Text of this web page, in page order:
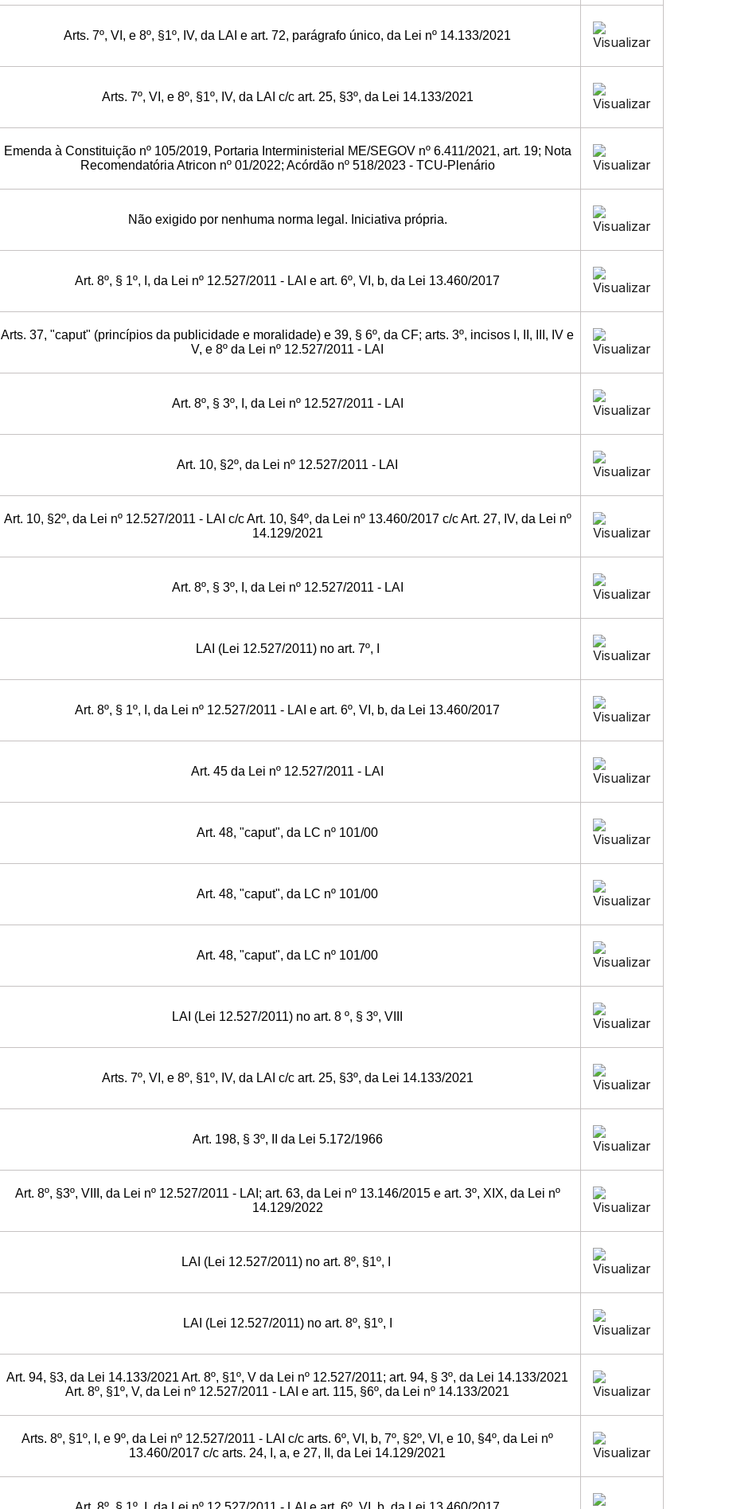
Arts. 7º, VI, e 8º, §1º, IV, da LAI e art. 72, parágrafo único, da Lei nº 14.133/2021
Arts. 7º, VI, e 8º, §1º, IV, da LAI c/c art. 25, §3º, da Lei 14.133/2021
Emenda à Constituição nº 105/2019, Portaria Interministerial ME/SEGOV nº 6.411/2021, art. 19; Nota
Recomendatória Atricon nº 01/2022; Acórdão nº 518/2023 - TCU-Plenário
Não exigido por nenhuma norma legal. Iniciativa própria.
Art. 8º, § 1º, I, da Lei nº 12.527/2011 - LAI e art. 6º, VI, b, da Lei 13.460/2017
Arts. 37, "caput" (princípios da publicidade e moralidade) e 39, § 6º, da CF; arts. 3º, incisos I, II, III, IV e
V, e 8º da Lei nº 12.527/2011 - LAI
Art. 8º, § 3º, I, da Lei nº 12.527/2011 - LAI
Art. 10, §2º, da Lei nº 12.527/2011 - LAI
Art. 10, §2º, da Lei nº 12.527/2011 - LAI c/c Art. 10, §4º, da Lei nº 13.460/2017 c/c Art. 27, IV, da Lei nº
14.129/2021
Art. 8º, § 3º, I, da Lei nº 12.527/2011 - LAI
LAI (Lei 12.527/2011) no art. 7º, I
Art. 8º, § 1º, I, da Lei nº 12.527/2011 - LAI e art. 6º, VI, b, da Lei 13.460/2017
Art. 45 da Lei nº 12.527/2011 - LAI
Art. 48, "caput", da LC nº 101/00
Art. 48, "caput", da LC nº 101/00
Art. 48, "caput", da LC nº 101/00
LAI (Lei 12.527/2011) no art. 8 º, § 3º, VIII
Arts. 7º, VI, e 8º, §1º, IV, da LAI c/c art. 25, §3º, da Lei 14.133/2021
Art. 198, § 3º, II da Lei 5.172/1966
Art. 8º, §3º, VIII, da Lei nº 12.527/2011 - LAI; art. 63, da Lei nº 13.146/2015 e art. 3º, XIX, da Lei nº
14.129/2022
LAI (Lei 12.527/2011) no art. 8º, §1º, I
LAI (Lei 12.527/2011) no art. 8º, §1º, I
Art. 94, §3, da Lei 14.133/2021 Art. 8º, §1º, V da Lei nº 12.527/2011; art. 94, § 3º, da Lei 14.133/2021
Art. 8º, §1º, V, da Lei nº 12.527/2011 - LAI e art. 115, §6º, da Lei nº 14.133/2021
Arts. 8º, §1º, I, e 9º, da Lei nº 12.527/2011 - LAI c/c arts. 6º, VI, b, 7º, §2º, VI, e 10, §4º, da Lei nº
13.460/2017 c/c arts. 24, I, a, e 27, II, da Lei 14.129/2021